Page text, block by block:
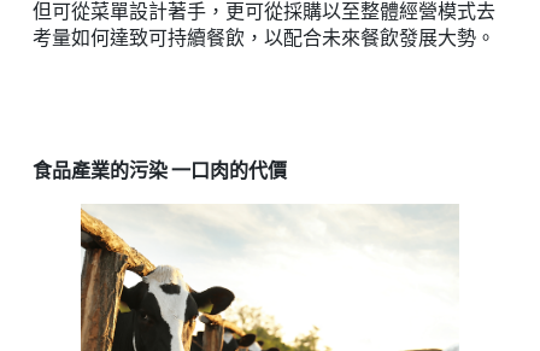
但可從菜單設計著手，更可從採購以至整體經營模式去
考量如何達致可持續餐飲，以配合未來餐飲發展大勢。
食品產業的污染 一口肉的代價